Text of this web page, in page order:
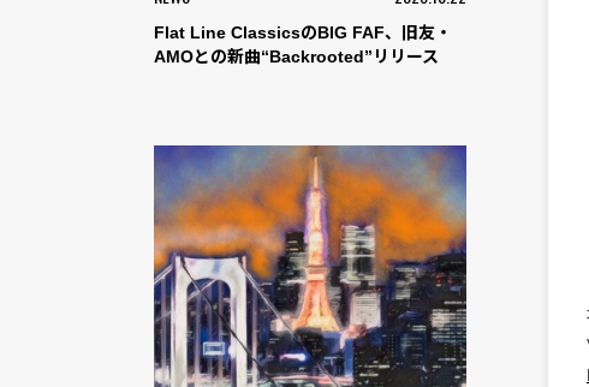
Flat Line ClassicsのBIG FAF、旧友・
AMOとの新曲“Backrooted”リリース